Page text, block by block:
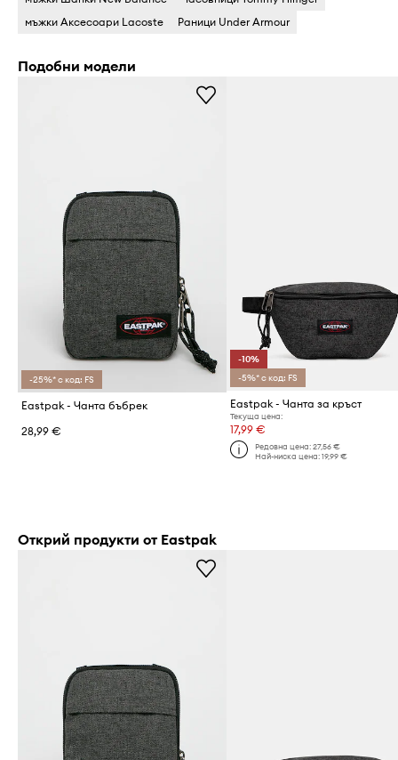
мъжки Аксесоари Lacoste
Раници Under Armour
Подобни модели
-25%* с код: FS
Eastpak - Чанта бъбрек
28,99 €
-10%
-5%* с код: FS
Eastpak - Чанта за кръст
Текуща цена:
17,99 €
Редовна цена: 27,56 €
Най-ниска цена: 19,99 €
Открий продукти от Eastpak